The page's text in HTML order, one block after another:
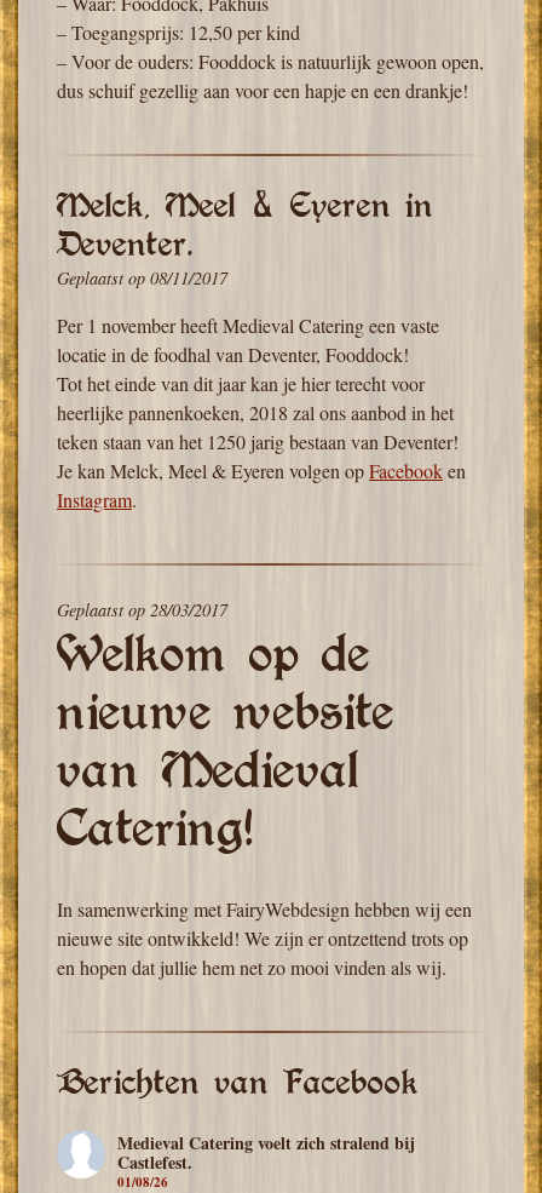
– Toegangsprijs: 12,50 per kind
– Voor de ouders: Fooddock is natuurlijk gewoon open,
dus schuif gezellig aan voor een hapje en een drankje!
Melck, Meel & Eyeren in
Deventer.
Geplaatst op 08/11/2017
Per 1 november heeft Medieval Catering een vaste
locatie in de foodhal van Deventer, Fooddock!
Tot het einde van dit jaar kan je hier terecht voor
heerlijke pannenkoeken, 2018 zal ons aanbod in het
teken staan van het 1250 jarig bestaan van Deventer!
Je kan Melck, Meel & Eyeren volgen opFacebooken
Instagram.
Geplaatst op 28/03/2017
Welkom op de
nieuwe website
van Medieval
Catering!
In samenwerking met FairyWebdesign hebben wij een
nieuwe site ontwikkeld! We zijn er ontzettend trots op
en hopen dat jullie hem net zo mooi vinden als wij.
Berichten van Facebook
Medieval Cateringvoelt zich stralend bij
Castlefest.
01/08/26